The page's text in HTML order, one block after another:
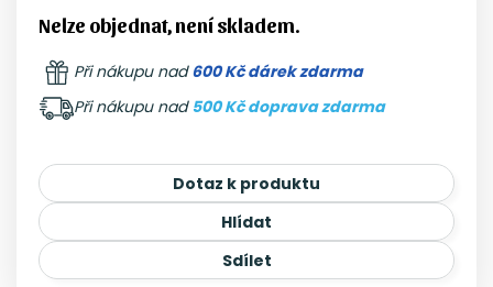
Nelze objednat, není skladem.
Při nákupu nad600 Kč dárek zdarma
Při nákupu nad 500 Kč doprava zdarma
Dotaz k produktu
Hlídat
Sdílet